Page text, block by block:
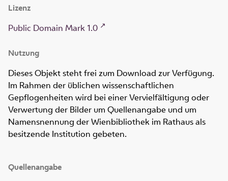
Lizenz
Public Domain Mark 1.0
Nutzung
Dieses Objekt steht frei zum Download zur Verfügung.
Im Rahmen der üblichen wissenschaftlichen
Gepflogenheiten wird bei einer Vervielfältigung oder
Verwertung der Bilder um Quellenangabe und um
Namensnennung der Wienbibliothek im Rathaus als
besitzende Institution gebeten.
Quellenangabe